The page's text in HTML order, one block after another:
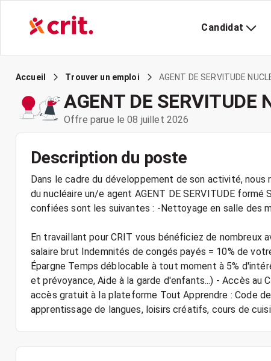
Candidat
Accueil Trouver un emploi AGENT DE SERVITUDE
AGENT DE SERVITUDE
Offre parue le 08 juillet 2026
Description du poste
Dans le cadre du développement de son activité,
du nucléaire un/e agent AGENT DE SERVITUDE
confiées sont les suivantes : -Nettoyage en salle des
En travaillant pour CRIT vous bénéficiez de nombreux
salaire brut Indemnités de congés payés = 10% de
Épargne Temps déblocable à tout moment à 5%
et prévoyance, Aide à la garde d'enfants...) - Accès au
accès gratuit à la plateforme Tout Apprendre : Code
apprentissage de langues, loisirs créatifs, cours de